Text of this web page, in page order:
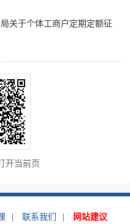
关于个体工商户定期定额征
开当前页
联系我们 网站建议